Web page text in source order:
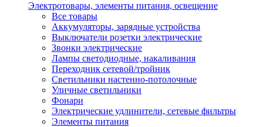
Электротовары, элементы питания, освещение
Все товары
Аккумуляторы, зарядные устройства
Выключатели розетки электрические
Звонки электрические
Лампы светодиодные, накаливания
Переходник сетевой/тройник
Светильники настенно-потолочные
Уличные светильники
Фонари
Электрические удлинители, сетевые фильтры
Элементы питания